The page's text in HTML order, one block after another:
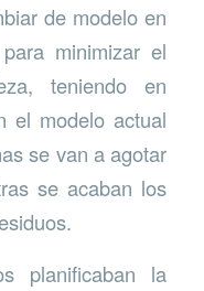
de modelo en
minimizar el
teniendo en
el modelo actual
se van a agotar
se acaban los
planificaban la